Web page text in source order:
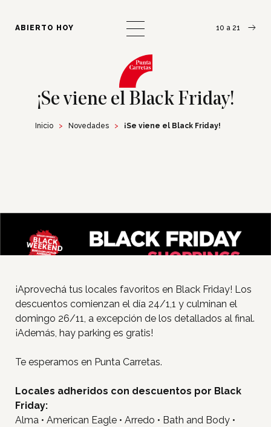
¿Cómo llegar? Escribinos
ABIERTO HOY 10 a 21
Inicio Novedades ¡Se viene el Black Friday!
¡Se viene el Black Friday!
¡Aprovechá tus locales favoritos en Black Friday! Los
descuentos comienzan el día 24/1,1 y culminan el
domingo 26/11, a excepción de los detallados al final.
¡Además, hay parking es gratis!
Te esperamos en Punta Carretas.
Locales adheridos con descuentos por Black
Friday:
Alma • American Eagle • Arredo • Bath and Body •